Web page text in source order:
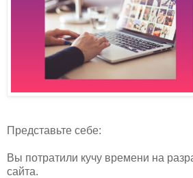
Представьте себе:
Вы потратили кучу времени на
сайта.